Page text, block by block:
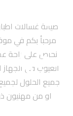
مرحبأ بكم في
نحرص على راحة
العيوب فى
جميع الحلول
او من مهنيون